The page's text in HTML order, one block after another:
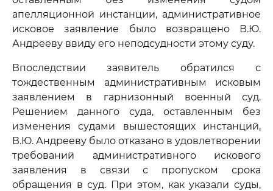
апелляционной инстанции, административное
исковое заявление было возвращено В.Ю.
Андрееву ввиду его неподсудности этому суду.
Впоследствии заявитель обратился с
тождественным административным исковым
заявлением в гарнизонный военный суд.
Решением данного суда, оставленным без
изменения судами вышестоящих инстанций,
В.Ю. Андрееву было отказано в удовлетворении
требований административного искового
заявления в связи с пропуском срока
обращения в суд. При этом, как указали суды,